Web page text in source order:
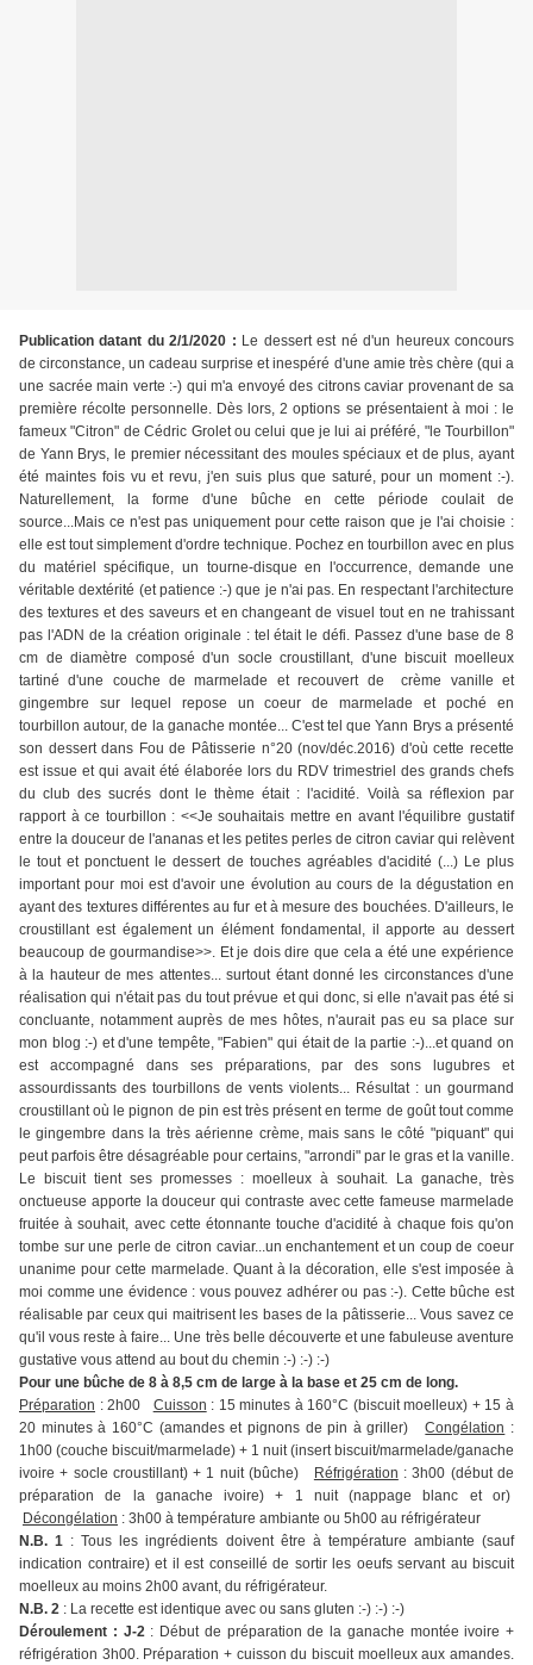
Publication datant du 2/1/2020 : Le dessert est né d'un heureux concours
de circonstance, un cadeau surprise et inespéré d'une amie très chère (qui a
une sacrée main verte :-) qui m'a envoyé des citrons caviar provenant de sa
première récolte personnelle. Dès lors, 2 options se présentaient à moi : le
fameux "Citron" de Cédric Grolet ou celui que je lui ai préféré, "le Tourbillon"
de Yann Brys, le premier nécessitant des moules spéciaux et de plus, ayant
été maintes fois vu et revu, j'en suis plus que saturé, pour un moment :-).
Naturellement, la forme d'une bûche en cette période coulait de
source...Mais ce n'est pas uniquement pour cette raison que je l'ai choisie :
elle est tout simplement d'ordre technique. Pochez en tourbillon avec en plus
du matériel spécifique, un tourne-disque en l'occurrence, demande une
véritable dextérité (et patience :-) que je n'ai pas. En respectant l'architecture
des textures et des saveurs et en changeant de visuel tout en ne trahissant
pas l'ADN de la création originale : tel était le défi. Passez d'une base de 8
cm de diamètre composé d'un socle croustillant, d'une biscuit moelleux
tartiné d'une couche de marmelade et recouvert de crème vanille et
gingembre sur lequel repose un coeur de marmelade et poché en
tourbillon autour, de la ganache montée... C'est tel que Yann Brys a présenté
son dessert dans Fou de Pâtisserie n°20 (nov/déc.2016) d'où cette recette
est issue et qui avait été élaborée lors du RDV trimestriel des grands chefs
du club des sucrés dont le thème était : l'acidité. Voilà sa réflexion par
rapport à ce tourbillon : <<Je souhaitais mettre en avant l'équilibre gustatif
entre la douceur de l'ananas et les petites perles de citron caviar qui relèvent
le tout et ponctuent le dessert de touches agréables d'acidité (...) Le plus
important pour moi est d'avoir une évolution au cours de la dégustation en
ayant des textures différentes au fur et à mesure des bouchées. D'ailleurs, le
croustillant est également un élément fondamental, il apporte au dessert
beaucoup de gourmandise>>. Et je dois dire que cela a été une expérience
à la hauteur de mes attentes... surtout étant donné les circonstances d'une
réalisation qui n'était pas du tout prévue et qui donc, si elle n'avait pas été si
concluante, notamment auprès de mes hôtes, n'aurait pas eu sa place sur
mon blog :-) et d'une tempête, "Fabien" qui était de la partie :-)...et quand on
est accompagné dans ses préparations, par des sons lugubres et
assourdissants des tourbillons de vents violents... Résultat : un gourmand
croustillant où le pignon de pin est très présent en terme de goût tout comme
le gingembre dans la très aérienne crème, mais sans le côté "piquant" qui
peut parfois être désagréable pour certains, "arrondi" par le gras et la vanille.
Le biscuit tient ses promesses : moelleux à souhait. La ganache, très
onctueuse apporte la douceur qui contraste avec cette fameuse marmelade
fruitée à souhait, avec cette étonnante touche d'acidité à chaque fois qu'on
tombe sur une perle de citron caviar...un enchantement et un coup de coeur
unanime pour cette marmelade. Quant à la décoration, elle s'est imposée à
moi comme une évidence : vous pouvez adhérer ou pas :-). Cette bûche est
réalisable par ceux qui maitrisent les bases de la pâtisserie... Vous savez ce
qu'il vous reste à faire... Une très belle découverte et une fabuleuse aventure
gustative vous attend au bout du chemin :-) :-) :-)
Pour une bûche de 8 à 8,5 cm de large à la base et 25 cm de long.
Préparation : 2h00 Cuisson : 15 minutes à 160°C (biscuit moelleux) + 15 à
20 minutes à 160°C (amandes et pignons de pin à griller)Congélation :
1h00 (couche biscuit/marmelade) + 1 nuit (insert biscuit/marmelade/ganache
ivoire + socle croustillant) + 1 nuit (bûche)
Réfrigération : 3h00 (début de
préparation de la ganache ivoire) + 1 nuit (nappage blanc et or)
Décongélation : 3h00 à température ambiante ou 5h00 au réfrigérateur
N.B. 1 : Tous les ingrédients doivent être à température ambiante (sauf
indication contraire) et il est conseillé de sortir les oeufs servant au biscuit
moelleux au moins 2h00 avant, du réfrigérateur.
N.B. 2 : La recette est identique avec ou sans gluten :-) :-) :-)
Déroulement : J-2: Début de préparation de la ganache montée ivoire +
réfrigération 3h00. Préparation + cuisson du biscuit moelleux aux amandes.